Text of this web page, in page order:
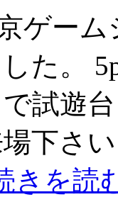
ゲー
た。
試遊
下さ
きを読